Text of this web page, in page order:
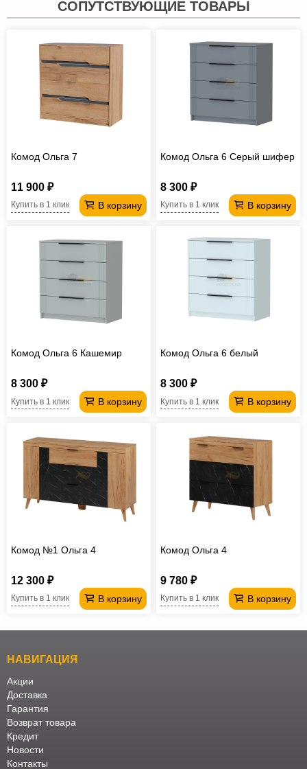
СОПУТСТВУЮЩИЕ ТОВАРЫ
Комод Ольга 7
11 900 ₽
В корзину
Купить в 1 клик
Комод Ольга 6 Серый шифер
8 300 ₽
В корзину
Купить в 1 клик
Комод Ольга 6 Кашемир
8 300 ₽
В корзину
Купить в 1 клик
Комод Ольга 6 белый
8 300 ₽
В корзину
Купить в 1 клик
Комод №1 Ольга 4
12 300 ₽
В корзину
Купить в 1 клик
Комод Ольга 4
9 780 ₽
В корзину
Купить в 1 клик
НАВИГАЦИЯ
Акции
Доставка
Гарантия
Возврат товара
Кредит
Новости
Контакты